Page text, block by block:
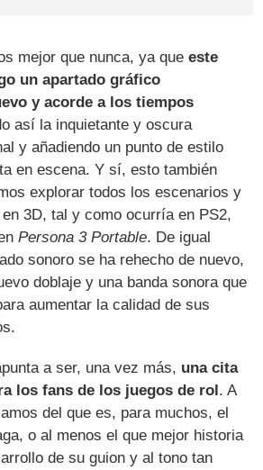
mejor que nunca, ya queeste
un apartado gráfico
y acorde a los tiempos
así la inquietante y oscura
y añadiendo un punto de estilo
en escena. Y sí, esto también
explorar todos los escenarios y
3D, tal y como ocurría en PS2,
Persona 3 Portable. De igual
sonoro se ha rehecho de nuevo,
doblaje y una banda sonora que
aumentar la calidad de sus
a ser, una vez más, una cita
los fans de los juegos de rol. A
del que es, para muchos, el
o al menos el que mejor historia
de su guion y al tono tan